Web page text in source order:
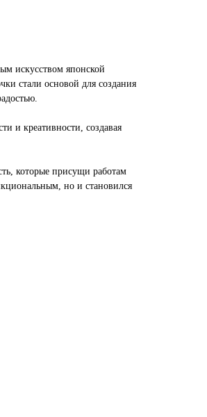
искусством японской
стали основой для создания
и креативности, создавая
которые присущи работам
но и становился